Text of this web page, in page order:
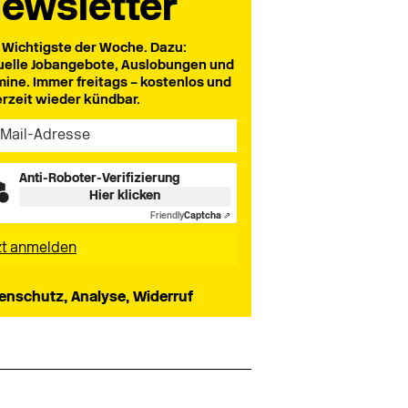
Wichtigste der Woche. Dazu:
Jobangebote, Auslobungen und
Immer freitags – kostenlos und
wieder kündbar.
Anti-Roboter-Verifizierung
Hier klicken
FriendlyCaptcha ⇗
Analyse, Widerruf